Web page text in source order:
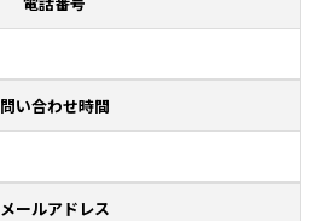
問い合わせ時間
メールアドレス